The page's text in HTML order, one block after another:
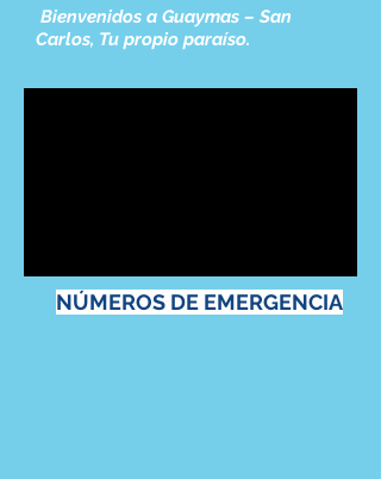
Bienvenidos a Guaymas – San
Carlos, Tu propio paraíso.
​NÚMEROS DE EMERGENCIA​